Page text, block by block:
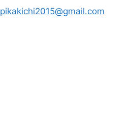
pikakichi2015@gmail.com